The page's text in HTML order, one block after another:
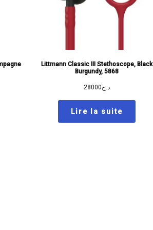
Littmann Classic III Stethoscope, Black
Burgundy, 5868
د.ج28000
Lire la suite